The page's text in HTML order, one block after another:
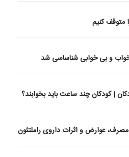
متوقف کنیم
و بی خوابی شناساسی شد
| کودکان چند ساعت باید بخوابند؟
مصرف، عوارض و اثرات داروی راملتئون